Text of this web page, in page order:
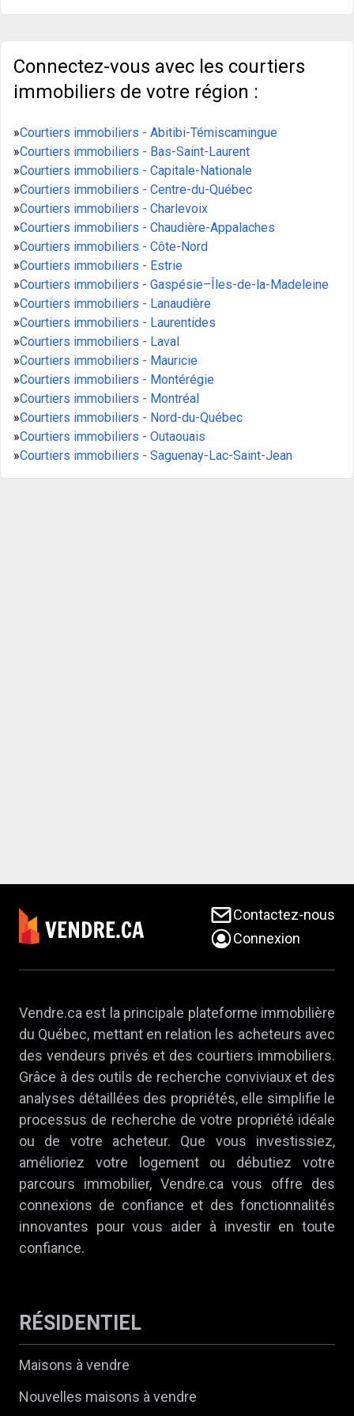
Connectez-vous avec les courtiers
immobiliers de votre région :
»Courtiers immobiliers - Abitibi-Témiscamingue
»Courtiers immobiliers - Bas-Saint-Laurent
»Courtiers immobiliers - Capitale-Nationale
»Courtiers immobiliers - Centre-du-Québec
»Courtiers immobiliers - Charlevoix
»Courtiers immobiliers - Chaudière-Appalaches
»Courtiers immobiliers - Côte-Nord
»Courtiers immobiliers - Estrie
»Courtiers immobiliers - Gaspésie–Îles-de-la-Madeleine
»Courtiers immobiliers - Lanaudière
»Courtiers immobiliers - Laurentides
»Courtiers immobiliers - Laval
»Courtiers immobiliers - Mauricie
»Courtiers immobiliers - Montérégie
»Courtiers immobiliers - Montréal
»Courtiers immobiliers - Nord-du-Québec
»Courtiers immobiliers - Outaouais
»Courtiers immobiliers - Saguenay-Lac-Saint-Jean
Contactez-nous
Connexion
Vendre.ca est la principale plateforme immobilière
du Québec, mettant en relation les acheteurs avec
des vendeurs privés et des courtiers immobiliers.
Grâce à des outils de recherche conviviaux et des
analyses détaillées des propriétés, elle simplifie le
processus de recherche de votre propriété idéale
ou de votre acheteur. Que vous investissiez,
amélioriez votre logement ou débutiez votre
parcours immobilier, Vendre.ca vous offre des
connexions de confiance et des fonctionnalités
innovantes pour vous aider à investir en toute
confiance.
RÉSIDENTIEL
Maisons à vendre
Nouvelles maisons à vendre